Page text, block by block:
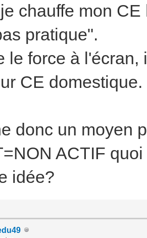
chauffe mon
pratique".
le force à
CE domestique.
donc un moyen
ACTIF
idée?